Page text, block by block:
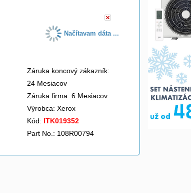
Načítavam dáta ...
Záruka koncový zákazník:
24 Mesiacov
Záruka firma: 6 Mesiacov
Výrobca: Xerox
Kód: ITK019352
Part No.: 108R00794